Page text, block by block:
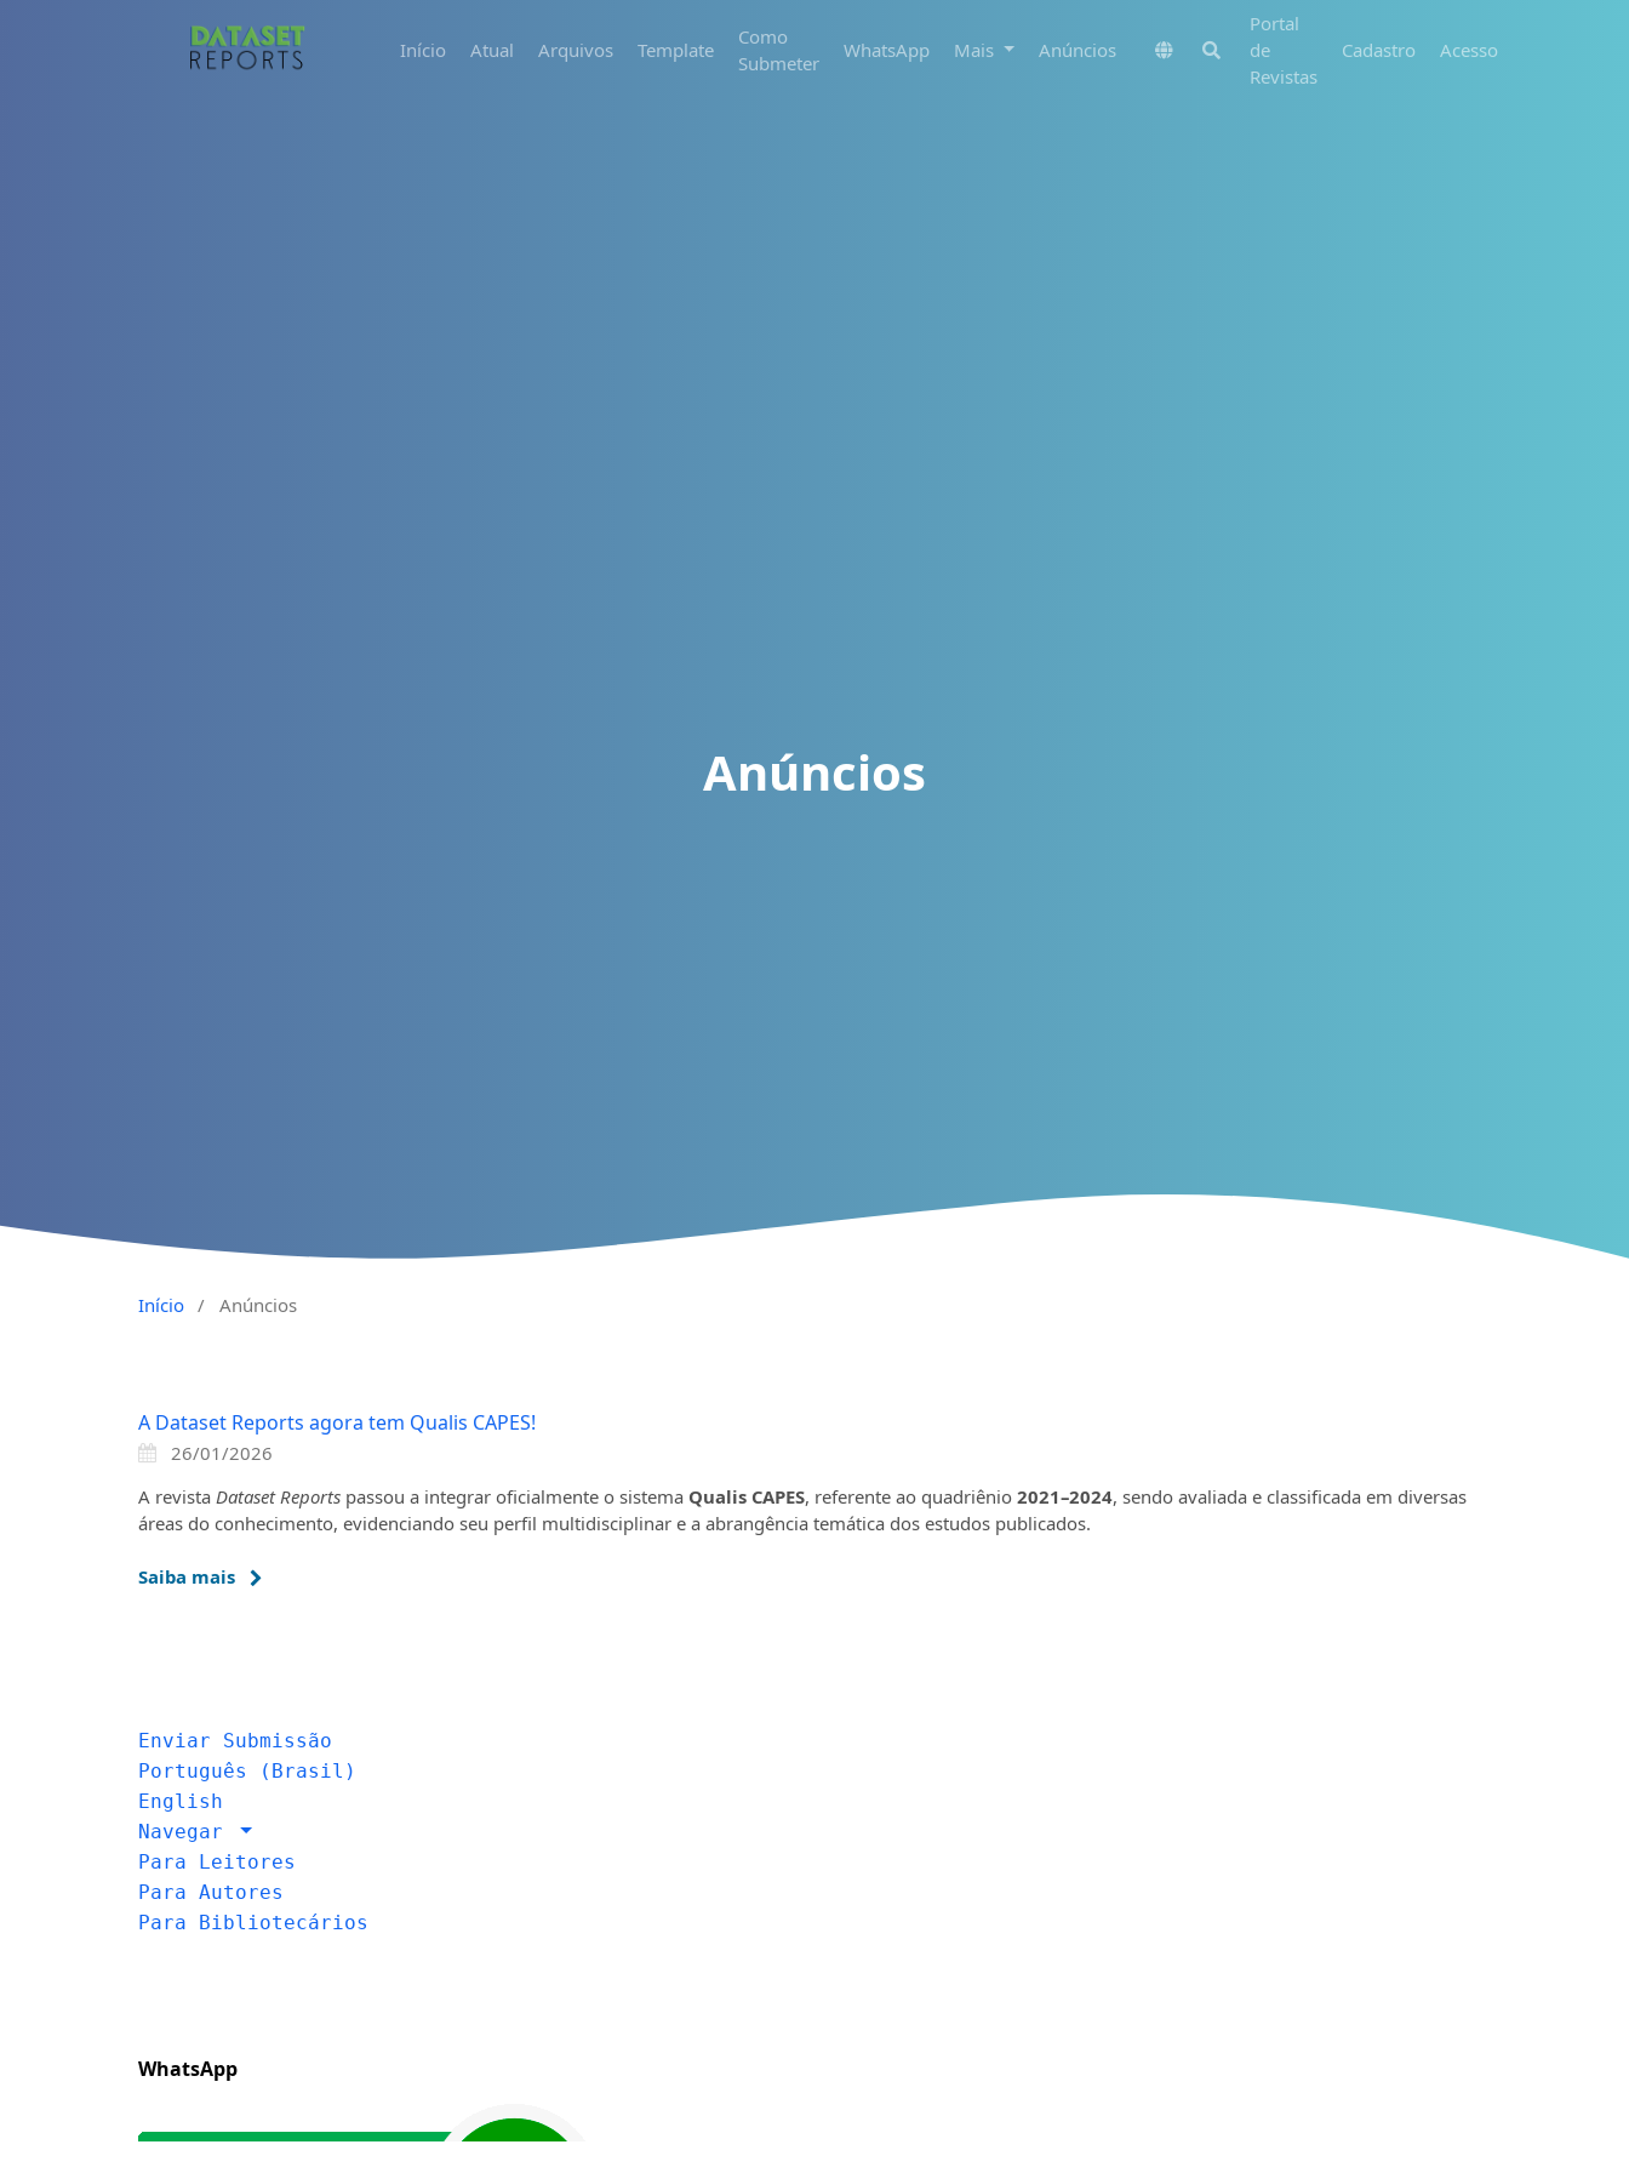
Início Atual Arquivos Template
Como
Submeter
WhatsApp Mais Anúncios
Portal
de
Revistas
Cadastro Acesso
Anúncios
Início / Anúncios
A Dataset Reports agora tem Qualis CAPES!
26/01/2026
A revista Dataset Reports passou a integrar oficialmente o sistema Qualis CAPES, referente ao quadriênio 2021–2024, sendo avaliada e classificada em diversas
áreas do conhecimento, evidenciando seu perfil multidisciplinar e a abrangência temática dos estudos publicados.
Saiba mais
Enviar Submissão
Português (Brasil)
English
Navegar
Para Leitores
Para Autores
Para Bibliotecários
WhatsApp